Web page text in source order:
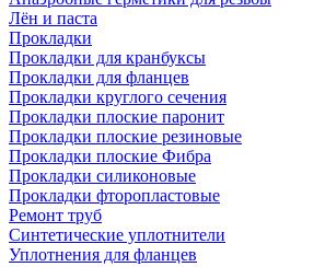
Лён и паста
Прокладки
Прокладки для кранбуксы
Прокладки для фланцев
Прокладки круглого сечения
Прокладки плоские паронит
Прокладки плоские резиновые
Прокладки плоские Фибра
Прокладки силиконовые
Прокладки фторопластовые
Ремонт труб
Синтетические уплотнители
Уплотнения для фланцев